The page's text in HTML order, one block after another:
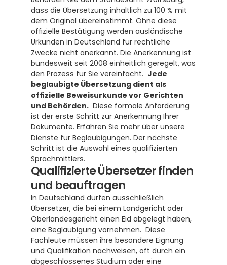
dass die Übersetzung inhaltlich zu 100 % mit
dem Original übereinstimmt. Ohne diese
offizielle Bestätigung werden ausländische
Urkunden in Deutschland für rechtliche
Zwecke nicht anerkannt. Die Anerkennung ist
bundesweit seit 2008 einheitlich geregelt, was
den Prozess für Sie vereinfacht. Jede
beglaubigte Übersetzung dient als
offizielle Beweisurkunde vor Gerichten
und Behörden.
  Diese formale Anforderung
ist der erste Schritt zur Anerkennung Ihrer
Dienste für Beglaubigungen. Der nächste
Schritt ist die Auswahl eines qualifizierten
Sprachmittlers.
Qualifizierte Übersetzer finden
und beauftragen
In Deutschland dürfen ausschließlich
Übersetzer, die bei einem Landgericht oder
Oberlandesgericht einen Eid abgelegt haben,
eine Beglaubigung vornehmen.  Diese
Fachleute müssen ihre besondere Eignung
und Qualifikation nachweisen, oft durch ein
abgeschlossenes Studium oder eine